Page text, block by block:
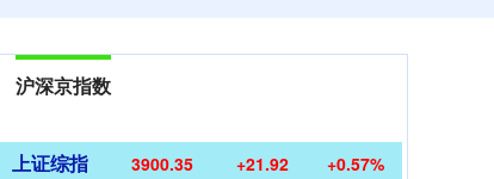
沪深京指数
上证综指 3900.35 +21.92 +0.57%